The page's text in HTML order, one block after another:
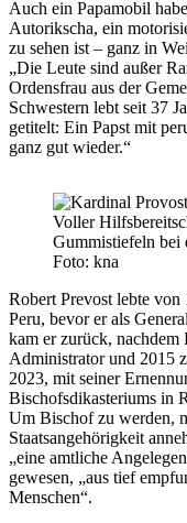
Auch ein Papamobil
Autorikscha, ein
zu sehen ist – ganz in
„Die Leute sind außer
Ordensfrau aus der
Schwestern lebt seit 37
getitelt: Ein Papst mit
ganz gut wieder.“
Voller
Gummistiefeln bei
Foto: kna
Robert Prevost lebte
Peru, bevor er als
kam er zurück, nachdem
Administrator und 2015
2023, mit seiner
Bischofsdikasteriums in
Um Bischof zu werden,
Staatsangehörigkeit
„eine amtliche
gewesen, „aus tief
Menschen“.